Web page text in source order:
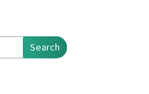
Search